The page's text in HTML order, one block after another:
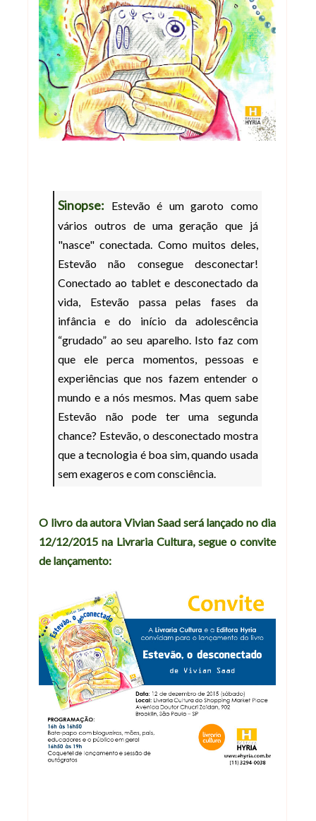
Sinopse:
Estevão é um garoto como
vários outros de uma geração que já
"nasce" conectada. Como muitos deles,
Estevão não consegue desconectar!
Conectado ao tablet e desconectado da
vida, Estevão passa pelas fases da
infância e do início da adolescência
“grudado” ao seu aparelho. Isto faz com
que ele perca momentos, pessoas e
experiências que nos fazem entender o
mundo e a nós mesmos. Mas quem sabe
Estevão não pode ter uma segunda
chance? Estevão, o desconectado mostra
que a tecnologia é boa sim, quando usada
sem exageros e com consciência.
O livro da autora Vivian Saad será lançado no dia
12/12/2015 na Livraria Cultura, segue o convite
de lançamento: